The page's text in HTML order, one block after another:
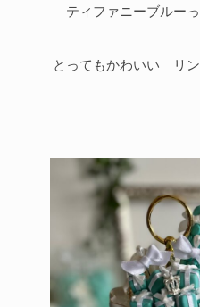
ティファニーブルー
とってもかわいい リン